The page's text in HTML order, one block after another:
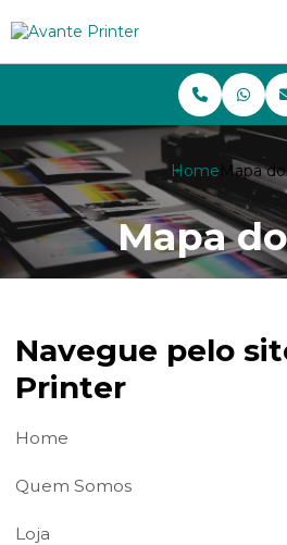
Home Mapa
Mapa
Navegue pelo
Printer
Home
Quem Somos
Loja